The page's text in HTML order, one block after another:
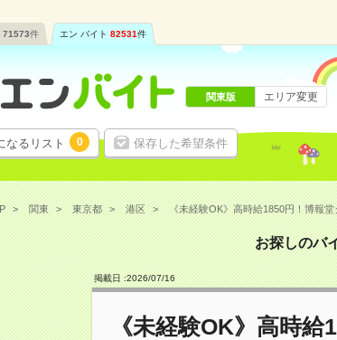
71573件 エン バイト 82531件
なるリスト 0 保存した希望条件
関東版 エリア変更
関東 東京都 港区 《未経験OK》高時給1850円！博報
お探しのバ
掲載日 :2026/07/16
《未経験OK》高時